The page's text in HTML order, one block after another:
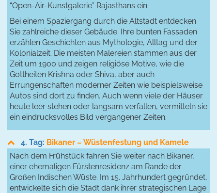
“Open-Air-Kunstgalerie” Rajasthans ein.
Bei einem Spaziergang durch die Altstadt entdecken
Sie zahlreiche dieser Gebäude. Ihre bunten Fassaden
erzählen Geschichten aus Mythologie, Alltag und der
Kolonialzeit. Die meisten Malereien stammen aus der
Zeit um 1900 und zeigen religiöse Motive, wie die
Gottheiten Krishna oder Shiva, aber auch
Errungenschaften moderner Zeiten wie beispielsweise
Autos sind dort zu finden. Auch wenn viele der Häuser
heute leer stehen oder langsam verfallen, vermitteln sie
ein eindrucksvolles Bild vergangener Zeiten.
4. Tag: Bikaner – Wüstenfestung und Kamele
Nach dem Frühstück fahren Sie weiter nach Bikaner,
einer ehemaligen Fürstenresidenz am Rande der
Großen Indischen Wüste. Im 15. Jahrhundert gegründet,
entwickelte sich die Stadt dank ihrer strategischen Lage